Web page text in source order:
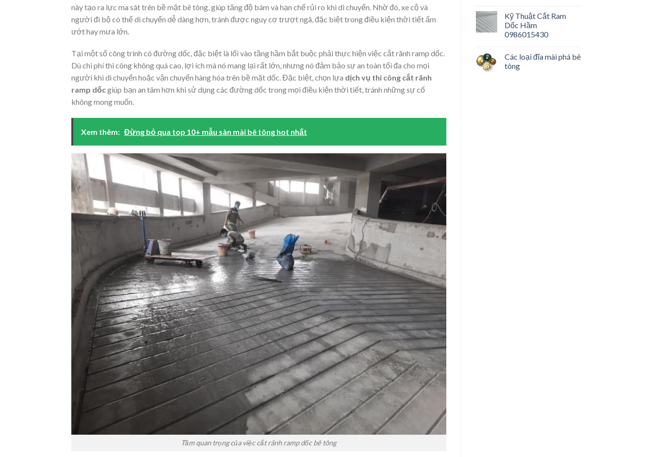
này tạo ra lực ma sát trên bề mặt bê tông, giúp tăng độ bám và hạn chế rủi ro khi di chuyển. Nhờ đó, xe cộ và
người đi bộ có thể di chuyển dễ dàng hơn, tránh được nguy cơ trượt ngã, đặc biệt trong điều kiện thời tiết ẩm
ướt hay mưa lớn.
Tại một số công trình có đường dốc, đặc biệt là lối vào tầng hầm bắt buộc phải thực hiện việc cắt rãnh ramp dốc.
Dù chi phí thi công không quá cao, lợi ích mà nó mang lại rất lớn, nhưng nó đảm bảo sự an toàn tối đa cho mọi
người khi di chuyển hoặc vận chuyển hàng hóa trên bề mặt dốc. Đặc biệt, chọn lựa dịch vụ thi công cắt rãnh
ramp dốcgiúp bạn an tâm hơn khi sử dụng các đường dốc trong mọi điều kiện thời tiết, tránh những sự cố
không mong muốn.
Xem thêm: Đừng bỏ qua top 10+ mẫu sàn mài bê tông hot nhất
Tầm quan trọng của việc cắt rãnh ramp dốc bê tông
Kỹ Thuật Cắt Ram
Dốc Hầm
0986015430
Các loại đĩa mài phá bê
tông